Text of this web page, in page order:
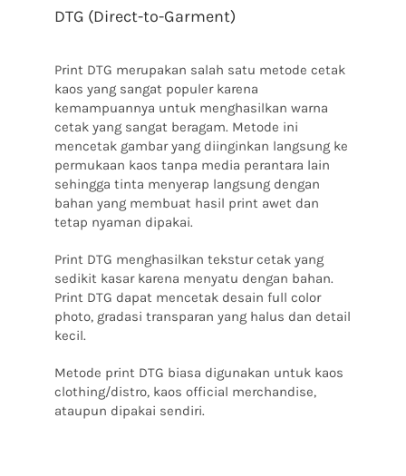
DTG (Direct-to-Garment)
Print DTG merupakan salah satu metode cetak
kaos yang sangat populer karena
kemampuannya untuk menghasilkan warna
cetak yang sangat beragam. Metode ini
mencetak gambar yang diinginkan langsung ke
permukaan kaos tanpa media perantara lain
sehingga tinta menyerap langsung dengan
bahan yang membuat hasil print awet dan
tetap nyaman dipakai.
Print DTG menghasilkan tekstur cetak yang
sedikit kasar karena menyatu dengan bahan.
Print DTG dapat mencetak desain full color
photo, gradasi transparan yang halus dan detail
kecil.
Metode print DTG biasa digunakan untuk kaos
clothing/distro, kaos official merchandise,
ataupun dipakai sendiri.